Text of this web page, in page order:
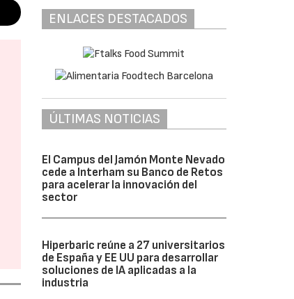
ENLACES DESTACADOS
ÚLTIMAS NOTICIAS
El Campus del Jamón Monte Nevado
cede a Interham su Banco de Retos
para acelerar la innovación del
sector
Hiperbaric reúne a 27 universitarios
de España y EE UU para desarrollar
soluciones de IA aplicadas a la
industria